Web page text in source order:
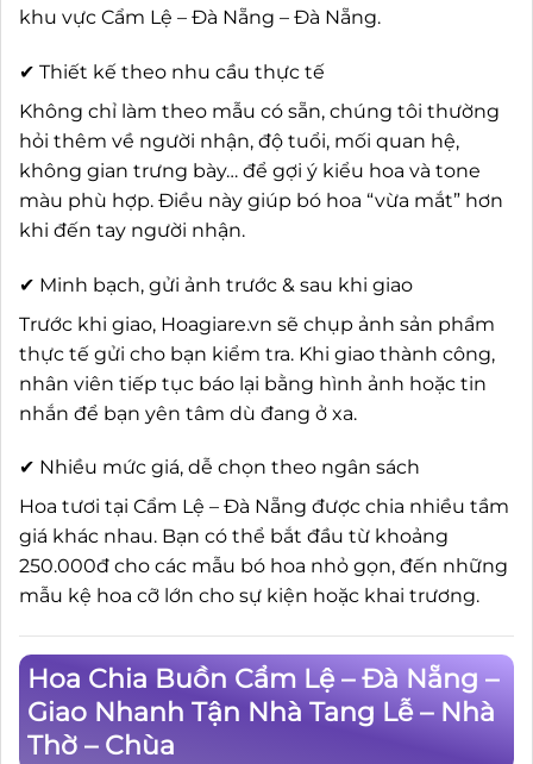
khu vực Cẩm Lệ – Đà Nẵng – Đà Nẵng.
✔ Thiết kế theo nhu cầu thực tế
Không chỉ làm theo mẫu có sẵn, chúng tôi thường
hỏi thêm về người nhận, độ tuổi, mối quan hệ,
không gian trưng bày… để gợi ý kiểu hoa và tone
màu phù hợp. Điều này giúp bó hoa “vừa mắt” hơn
khi đến tay người nhận.
✔ Minh bạch, gửi ảnh trước & sau khi giao
Trước khi giao, Hoagiare.vn sẽ chụp ảnh sản phẩm
thực tế gửi cho bạn kiểm tra. Khi giao thành công,
nhân viên tiếp tục báo lại bằng hình ảnh hoặc tin
nhắn để bạn yên tâm dù đang ở xa.
✔ Nhiều mức giá, dễ chọn theo ngân sách
Hoa tươi tại Cẩm Lệ – Đà Nẵng được chia nhiều tầm
giá khác nhau. Bạn có thể bắt đầu từ khoảng
250.000đ cho các mẫu bó hoa nhỏ gọn, đến những
mẫu kệ hoa cỡ lớn cho sự kiện hoặc khai trương.
Hoa Chia Buồn Cẩm Lệ – Đà Nẵng –
Giao Nhanh Tận Nhà Tang Lễ – Nhà
Thờ – Chùa